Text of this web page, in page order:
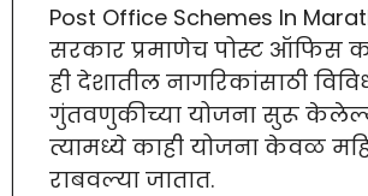
Post Office Schemes In
सरकार प्रमाणेच पोस्ट ऑफिस
ही देशातील नागरिकांसाठी
गुंतवणुकीच्या योजना सुरू
त्यामध्ये काही योजना केवळ
राबवल्या जातात.